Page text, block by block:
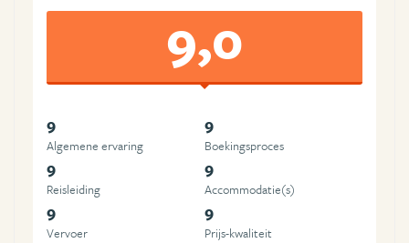
9,0
9
Algemene ervaring
9
Boekingsproces
9
Reisleiding
9
Accommodatie(s)
9
Vervoer
9
Prijs-kwaliteit